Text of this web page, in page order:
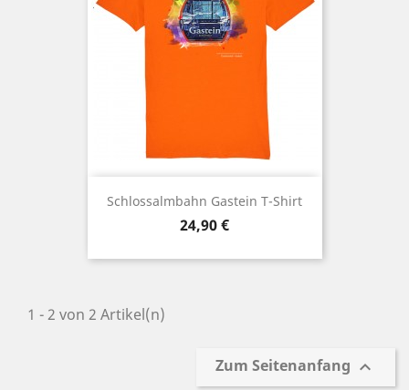
Schlossalmbahn Gastein T-Shirt
Preis
24,90 €
1 - 2 von 2 Artikel(n)
Zum Seitenanfang 